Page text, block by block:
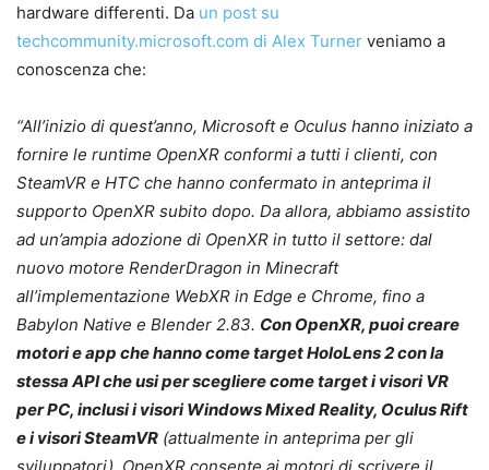
hardware differenti. Da un post su
techcommunity.microsoft.com di Alex Turner veniamo a
conoscenza che:
“All’inizio di quest’anno, Microsoft e Oculus hanno iniziato a
fornire le runtime OpenXR conformi a tutti i clienti, con
SteamVR e HTC che hanno confermato in anteprima il
supporto OpenXR subito dopo. Da allora, abbiamo assistito
ad un’ampia adozione di OpenXR in tutto il settore: dal
nuovo motore RenderDragon in Minecraft
all’implementazione WebXR in Edge e Chrome, fino a
Babylon Native e Blender 2.83. Con OpenXR, puoi creare
motori e app che hanno come target HoloLens 2 con la
stessa API che usi per scegliere come target i visori VR
per PC, inclusi i visori Windows Mixed Reality, Oculus Rift
e i visori SteamVR (attualmente in anteprima per gli